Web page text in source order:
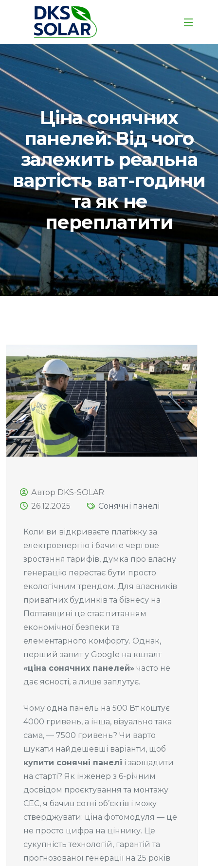
Ціна сонячних
панелей: Від чого
залежить реальна
вартість ват-години
та як не
переплатити
Автор DKS-SOLAR
26.12.2025
Сонячні панелі
Коли ви відкриваєте платіжку за
електроенергію і бачите чергове
зростання тарифів, думка про власну
генерацію перестає бути просто
екологічним трендом. Для власників
приватних будинків та бізнесу на
Полтавщині це стає питанням
економічної безпеки та
елементарного комфорту. Однак,
перший запит у Google на кшталт
«ціна сонячних панелей» часто не
дає ясності, а лише заплутує.
Чому одна панель на 500 Вт коштує
4000 гривень, а інша, візуально така
сама, — 7500 гривень? Чи варто
шукати найдешевші варіанти, щоб
купити сонячні панелі і заощадити
на старті? Як інженер з 6-річним
досвідом проєктування та монтажу
СЕС, я бачив сотні об’єктів і можу
стверджувати: ціна фотомодуля — це
не просто цифра на ціннику. Це
сукупність технологій, гарантій та
прогнозованої генерації на 25 років